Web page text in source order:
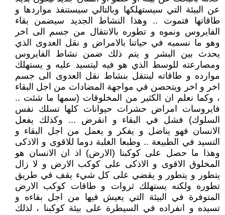
عن البيئة التي سيستهلكها وبالتالي سيستنفذ مواردها و
طاقاتها فتموت .. وهذا النشاط الجديد سيضمن بقاء
الفايروس ونموه و تطوره بالانتقال من جسم الى اخر
وهو ما نسميه في حياتنا بالامراض و نقل العدوى الذي
يحدث بين البشر و يتم ذلك ضمن نشاط الفايروس
ومصارعته للوسط الذي هو فيه ليتسيد عليه و يستهلك
موارده و طاقاته لينتقل بنشاط نقل العدوى الى جسم
اخر و اخر ويتحصن في مواجهة المضادات من اجل البقاء
، وكما نعلم ان الكثير من المخلوقات (سمها ما شئت ..
فايروسات امراض حشرات حيوانات كلها تسلك نفس
السلوك) فشل في البقاء و انقرض ... وكذلك يفعل
الانسان فهو يناضل و يفكر و يعمل من اجل البقاء و
التسيد في الطبيعة .. وطبعا الغلبة دوما للاقوى و الاذكى
وهذا ما حصل على كوكبنا (الارض) اذ ان الانسان هو
المخلوق الاقوى و الاذكى على كوكب الارض و لا زال
يتطور و يتطور و يقضي على كل شيء يقف في طريق
تطوره ولكنه يستهلك ثروات و طاقات كوكب الارض
المتوفرة في البيئة التي يعيش فيها من اجل بقاءه و
تسيده و انفراده في السيطرة على بيئة كوكبنا ، لذلك